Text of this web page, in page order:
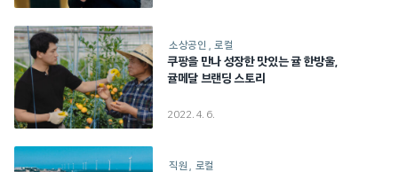
소상공인 로컬
쿠팡을 만나 성장한 맛있는 귤 한방울,
귤메달 브랜딩 스토리
2022. 4. 6.
직원 로컬